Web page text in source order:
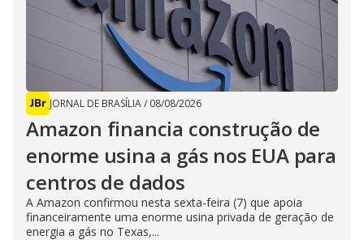
JORNAL DE BRASÍLIA/ 08/08/2026
Amazon financia construção de
enorme usina a gás nos EUA para
centros de dados
A Amazon confirmou nesta sexta-feira (7) que apoia
financeiramente uma enorme usina privada de geração de
energia a gás no Texas,...